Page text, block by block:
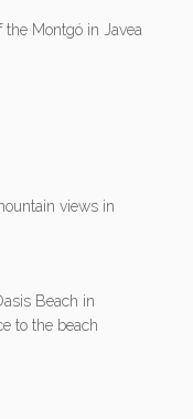
Montgó in Javea
views in
Beach in
to the beach